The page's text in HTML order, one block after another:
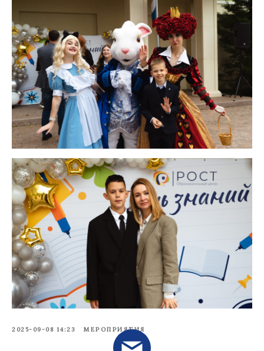
2025-09-08 14:23 МЕРОПРИЯТИЯ